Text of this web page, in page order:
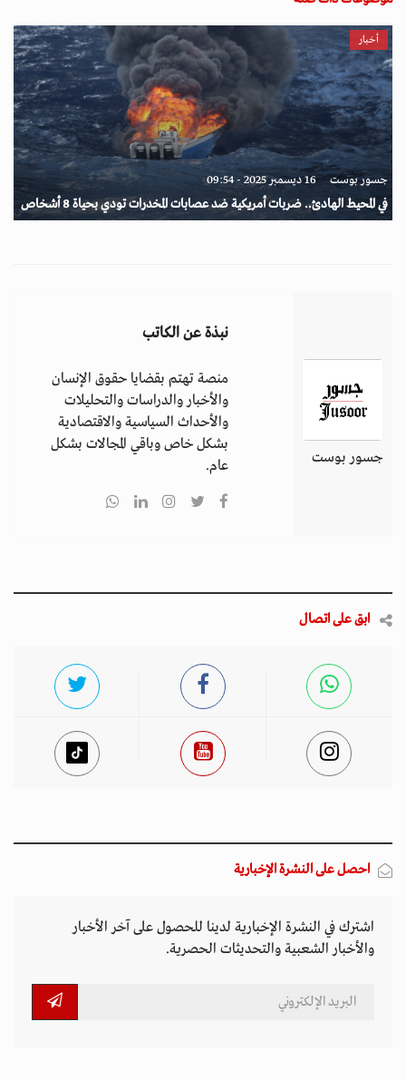
أخبار
جسور بوست 16 ديسمبر 2025 - 09:54
في المحيط الهادئ.. ضربات أمريكية ضد عصابات المخدرات تودي بحياة 8 أشخاص
جسور بوست
نبذة عن الكاتب
منصة تهتم بقضايا حقوق الإنسان
والأخبار والدراسات والتحليلات
والأحداث السياسية والاقتصادية
بشكل خاص وباقي المجالات بشكل
عام.
ابق على اتصال
احصل على النشرة الإخبارية
اشترك في النشرة الإخبارية لدينا للحصول على آخر الأخبار
والأخبار الشعبية والتحديثات الحصرية.